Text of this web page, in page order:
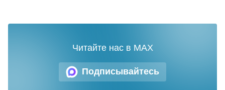
Подписывайтесь
Читайте нас в MAX